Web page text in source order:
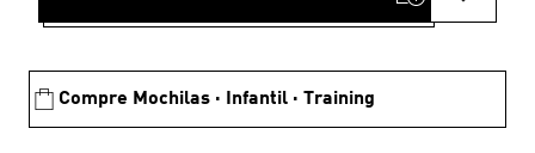
Compre Mochilas · Infantil · Training